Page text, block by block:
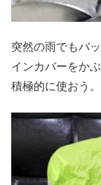
突然の雨でもバ
インカバーをか
積極的に使おう。